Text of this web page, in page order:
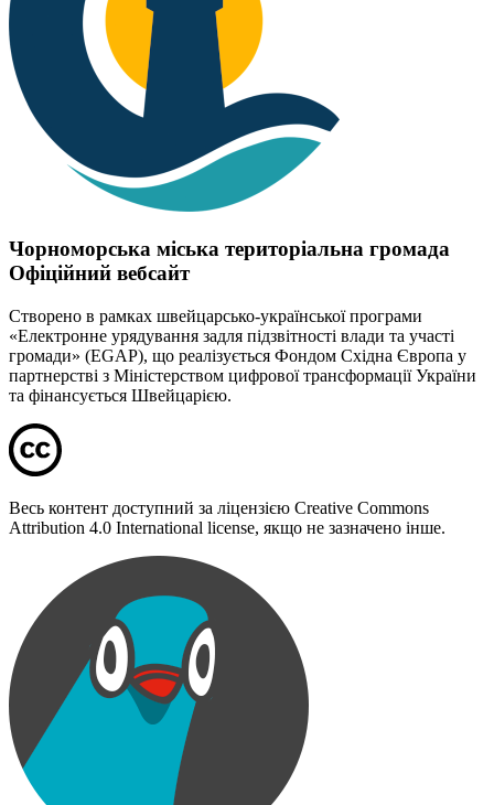
Чорноморська міська територіальна громада
Офіційний вебсайт
Створено в рамках швейцарсько-української програми
«Електронне урядування задля підзвітності влади та участі
громади» (EGAP), що реалізується Фондом Східна Європа у
партнерстві з Міністерством цифрової трансформації України
та фінансується Швейцарією.
Весь контент доступний за ліцензією Creative Commons
Attribution 4.0 International license, якщо не зазначено інше.